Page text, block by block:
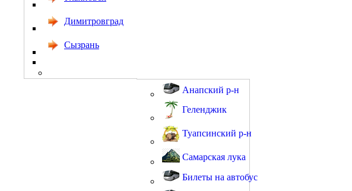
Димитровград
Сызрань
Анапский р-н
Геленджик
Туапсинский р-н
Самарская лука
Билеты на автобус